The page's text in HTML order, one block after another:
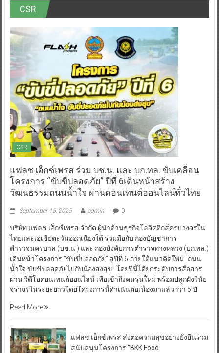
CSR
CSR
แฟลช เอ็กซ์เพรส ร่วม บช.น. และ บก.ทล. ขับเคลื่อน
โครงการ “ขับขี่ปลอดภัย” ปีที่ 6เดินหน้าสร้าง
วัฒนธรรมถนนน้ำใจ ผ่านคอนเทนต์ออนไลน์ทั่วไทย
September 15, 2025 admin 0
บริษัท แฟลช เอ็กซ์เพรส จำกัด ผู้นำด้านธุรกิจโลจิสติกส์ครบวงจรใน
ไทยและเอเชียตะวันออกเฉียงใต้ ร่วมมือกับ กองบัญชาการ
ตำรวจนครบาล (บช.น.) และ กองบังคับการตำรวจทางหลวง (บก.ทล.)
เดินหน้าโครงการ “ขับขี่ปลอดภัย” สู่ปีที่ 6 ภายใต้แนวคิดใหม่ “ถนน
น้ำใจ ขับขี่ปลอดภัยไปกับน้องส่งสุข” โดยปีนี้ได้ยกระดับการสื่อสาร
ผ่าน วิดีโอคอนเทนต์ออนไลน์ เพื่อเข้าถึงคนรุ่นใหม่ พร้อมปลูกฝังวินัย
จราจรในระยะยาวโดยโครงการนี้ดำเนินต่อเนื่องมาแล้วกว่า 5 ปี
Read More
แฟลช เอ็กซ์เพรส ส่งต่อความสุขอย่างยั่งยืนร่วม
สนับสนุนโครงการ “BKK Food